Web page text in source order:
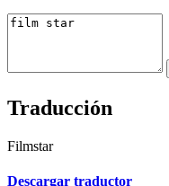
Traducción
Filmstar
Descargar traductor